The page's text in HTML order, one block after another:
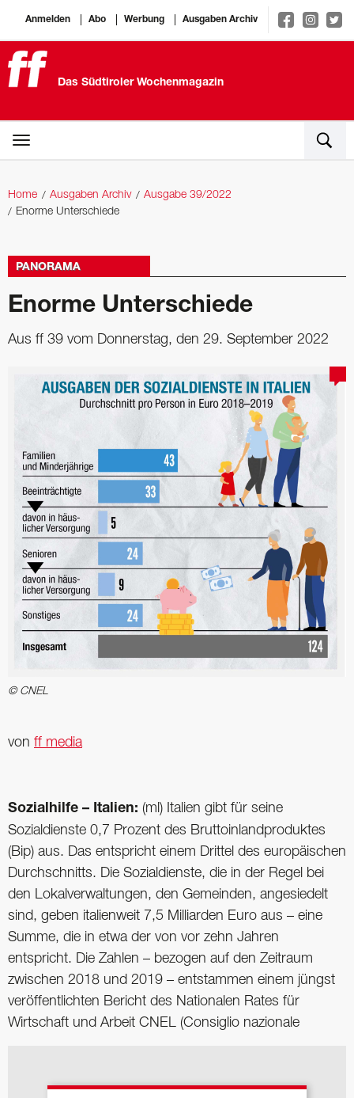
Anmelden Abo Werbung Ausgaben Archiv
Das Südtiroler Wochenmagazin
Home Ausgaben Archiv
Ausgabe 39/2022
Enorme Unterschiede
PANORAMA
Enorme Unterschiede
Aus ff 39 vom Donnerstag, den 29. September 2022
© CNEL
von ff media
Sozialhilfe – Italien: (ml) Italien gibt für seine
Sozialdienste 0,7 Prozent des Bruttoinlandproduktes
(Bip) aus. Das entspricht einem Drittel des europäischen
Durchschnitts. Die Sozialdienste, die in der Regel bei
den Lokalverwaltungen, den Gemeinden, angesiedelt
sind, geben italienweit 7,5 Milliarden Euro aus – eine
Summe, die in etwa der von vor zehn Jahren
entspricht. Die Zahlen – bezogen auf den Zeitraum
zwischen 2018 und 2019 – entstammen einem jüngst
veröffentlichten Bericht des Nationalen Rates für
Wirtschaft und Arbeit CNEL (Consiglio nazionale